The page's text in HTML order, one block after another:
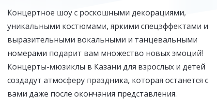
Концертное шоу с роскошными декорациями,
уникальными костюмами, яркими спецэффектами и
выразительными вокальными и танцевальными
номерами подарит вам множество новых эмоций!
Концерты-мюзиклы в Казани для взрослых и детей
создадут атмосферу праздника, которая останется с
вами даже после окончания представления.